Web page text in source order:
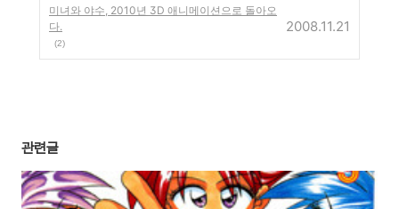
미녀와 야수, 2010년 3D 애니메이션으로 돌아오
다.
(2)
2008.11.21
관련글